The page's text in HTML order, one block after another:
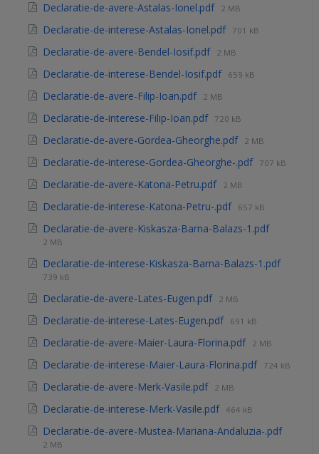
Declaratie-de-avere-Astalas-Ionel.pdf 2 MB
Declaratie-de-interese-Astalas-Ionel.pdf 701 kB
Declaratie-de-avere-Bendel-Iosif.pdf 2 MB
Declaratie-de-interese-Bendel-Iosif.pdf 659 kB
Declaratie-de-avere-Filip-Ioan.pdf 2 MB
Declaratie-de-interese-Filip-Ioan.pdf 720 kB
Declaratie-de-avere-Gordea-Gheorghe.pdf 2 MB
Declaratie-de-interese-Gordea-Gheorghe-.pdf 707 kB
Declaratie-de-avere-Katona-Petru.pdf 2 MB
Declaratie-de-interese-Katona-Petru-.pdf 657 kB
Declaratie-de-avere-Kiskasza-Barna-Balazs-1.pdf
2 MB
Declaratie-de-interese-Kiskasza-Barna-Balazs-1.pdf
739 kB
Declaratie-de-avere-Lates-Eugen.pdf 2 MB
Declaratie-de-interese-Lates-Eugen.pdf 691 kB
Declaratie-de-avere-Maier-Laura-Florina.pdf 2 MB
Declaratie-de-interese-Maier-Laura-Florina.pdf 724 kB
Declaratie-de-avere-Merk-Vasile.pdf 2 MB
Declaratie-de-interese-Merk-Vasile.pdf 464 kB
Declaratie-de-avere-Mustea-Mariana-Andaluzia-.pdf
2 MB